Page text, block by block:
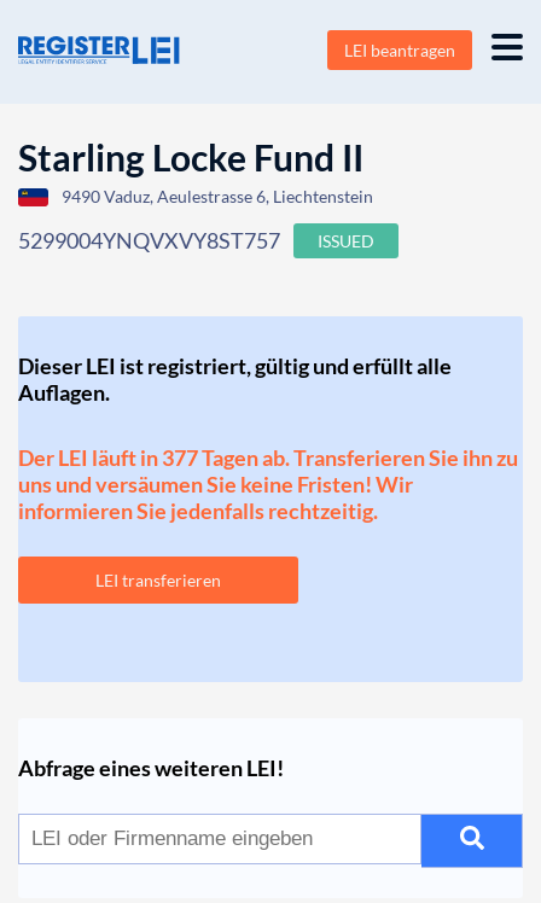
LEI beantragen
Starling Locke Fund II
9490 Vaduz, Aeulestrasse 6, Liechtenstein
5299004YNQVXVY8ST757 ISSUED
Dieser LEI ist registriert, gültig und erfüllt alle
Auflagen.
Der LEI läuft in 377 Tagen ab. Transferieren Sie ihn zu
uns und versäumen Sie keine Fristen! Wir
informieren Sie jedenfalls rechtzeitig.
LEI transferieren
Abfrage eines weiteren LEI!